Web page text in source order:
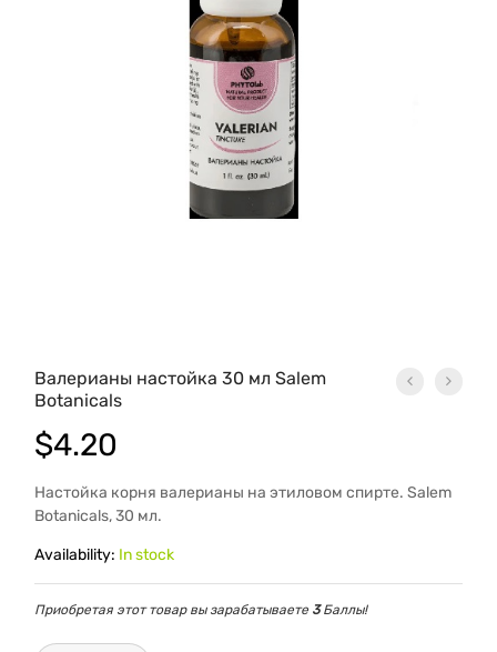
Валерианы настойка 30 мл Salem
Botanicals
$4.20
Настойка корня валерианы на этиловом спирте. Salem
Botanicals, 30 мл.
Availability: In stock
Приобретая этот товар вы зарабатываете 3Баллы!